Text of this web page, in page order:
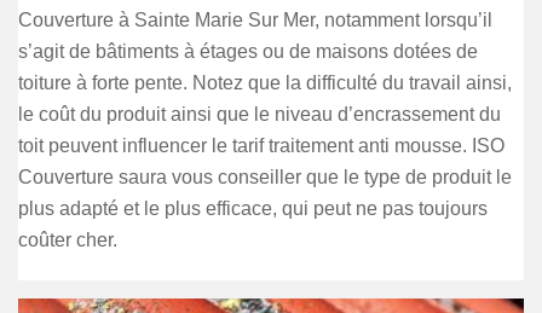
Couverture à Sainte Marie Sur Mer, notamment lorsqu’il
s’agit de bâtiments à étages ou de maisons dotées de
toiture à forte pente. Notez que la difficulté du travail ainsi,
le coût du produit ainsi que le niveau d’encrassement du
toit peuvent influencer le tarif traitement anti mousse. ISO
Couverture saura vous conseiller que le type de produit le
plus adapté et le plus efficace, qui peut ne pas toujours
coûter cher.